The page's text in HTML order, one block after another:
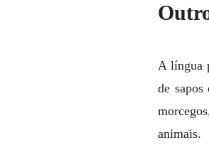
A língua
de sapos
animais.